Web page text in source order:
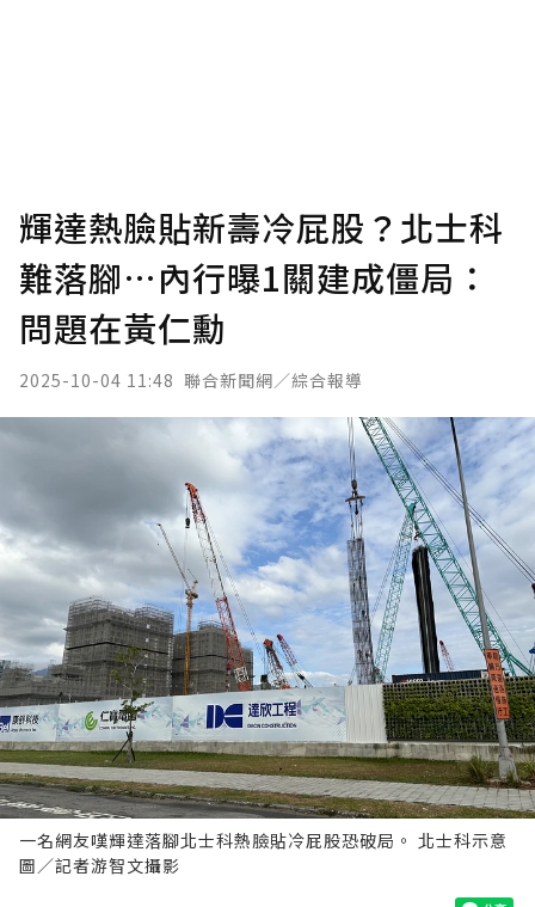
輝達熱臉貼新壽冷屁股？北士科
難落腳…內行曝1關建成僵局：
問題在黃仁勳
2025-10-04 11:48 聯合新聞網／綜合報導
一名網友嘆輝達落腳北士科熱臉貼冷屁股恐破局。 北士科示意
圖／記者游智文攝影